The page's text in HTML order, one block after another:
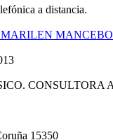
a distancia.
CONSULTORA
15350